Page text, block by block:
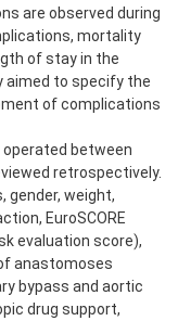
are observed during
mortality
of stay in the
aimed to specify the
of complications
operated between
retrospectively.
gender, weight,
EuroSCORE
evaluation score),
anastomoses
bypass and aortic
drug support,